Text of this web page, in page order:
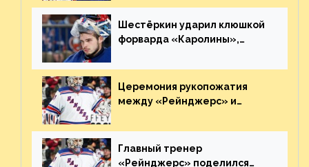
великолепную игру
Шестёркин ударил клюшкой
форварда «Каролины»,
пятаке. Видео
Церемония рукопожатия
между «Рейнджерс» и
матча плей-офф. Видео
Главный тренер
«Рейнджерс» поделился